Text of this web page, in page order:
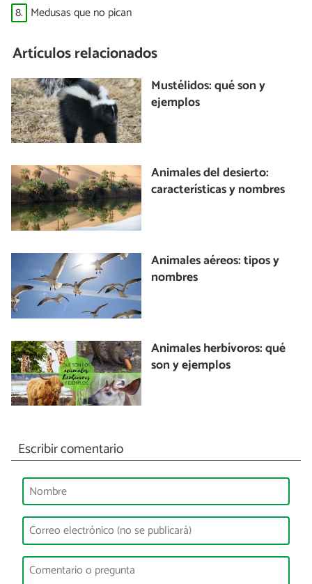
8. Medusas que no pican
Artículos relacionados
Mustélidos: qué son y
ejemplos
Animales del desierto:
características y nombres
Animales aéreos: tipos y
nombres
Animales herbívoros: qué
son y ejemplos
Escribir comentario